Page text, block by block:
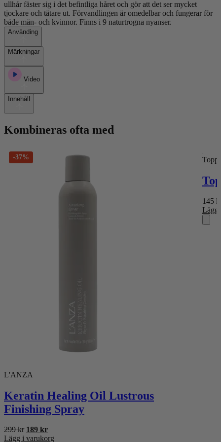
ullhår fäster sig i det befintliga håret och gör att det ser mycket
tjockare och tätare ut. Förvandlingen är omedelbar och fungerar för
både män- och kvinnor. Finns i 9 naturtrogna nyanser.
Använding
Märkningar
Video
Innehåll
Kombineras ofta med
-37%
L'ANZA
Keratin Healing Oil Lustrous
Finishing Spray
299kr Det
ursprungliga
189 krDet
nuvarande
Lägg i varukorg
145
Lägg